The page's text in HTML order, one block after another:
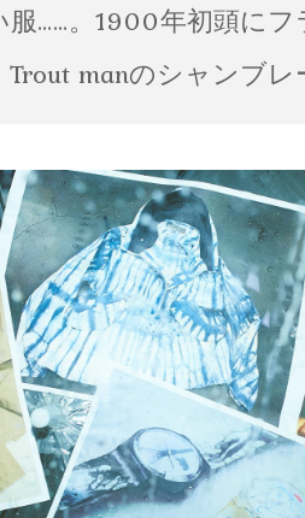
……。1900年初頭に
manのシャンブ